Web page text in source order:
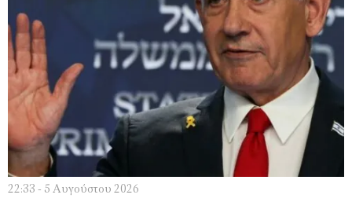
22:33 - 5 Αυγούστου 2026